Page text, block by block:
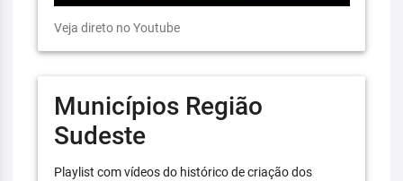
Veja direto no Youtube
Municípios Região
Sudeste
Playlist com vídeos do histórico de criação dos